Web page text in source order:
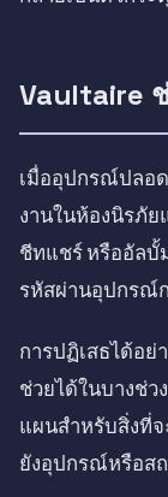
Vaultaire
เมื่ออุปกรณ์ปลอด
งานในห้องนิรภั
ชีทแชร์ หรืออัลบั้
รหัสผ่านอุปกรณ์
การปฏิเสธได้อ
ช่วยได้ในบางช่ว
แผนสำหรับสิ่งที่
ยังอุปกรณ์หรือส